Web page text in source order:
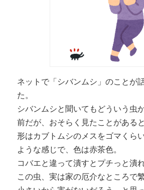
ネットで「シバンムシ」のことが
た。
シバンムシと聞いてもどういう虫
前だが、おそらく見たことがあると
形はカブトムシのメスをゴマくら
ような感じで、色は赤茶色。
コバエと違って潰すとプチっと潰れ
この虫、実は家の厄介なところで